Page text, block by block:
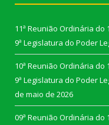
11ª Reunião Ordinária do
9ª Legislatura do Poder
10ª Reunião Ordinária do
9ª Legislatura do Poder
de maio de 2026
09ª Reunião Ordinária do